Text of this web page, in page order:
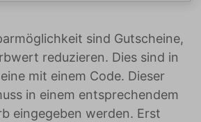
sind Gutscheine,
reduzieren. Dies sind in
mit einem Code. Dieser
in einem entsprechendem
eingegeben werden. Erst